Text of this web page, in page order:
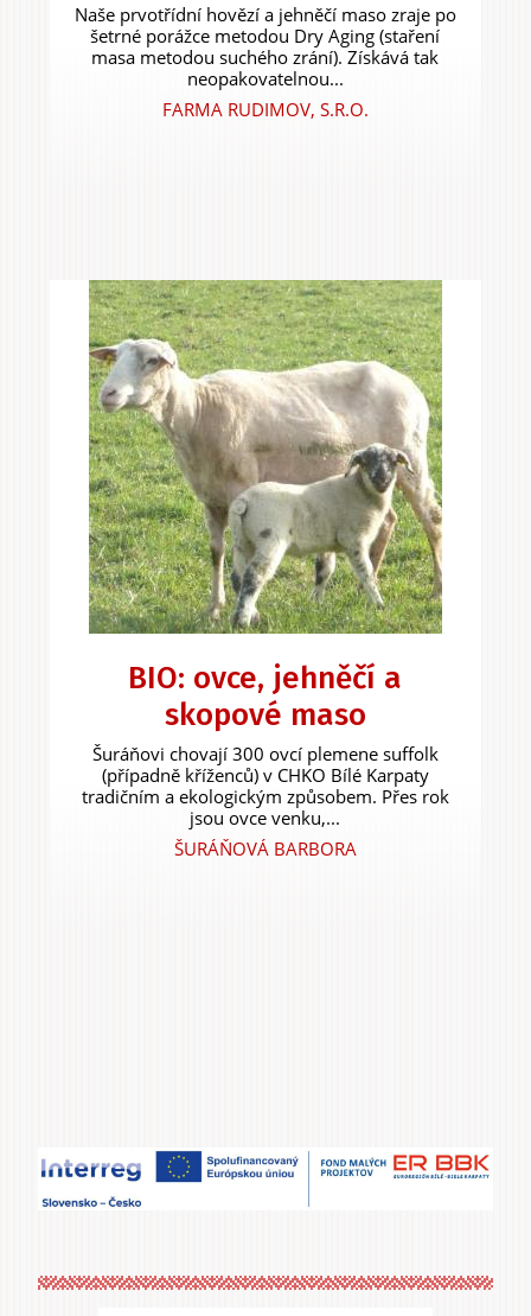
Naše prvotřídní hovězí a jehněčí maso zraje po
šetrné porážce metodou Dry Aging (staření
masa metodou suchého zrání). Získává tak
neopakovatelnou...
FARMA RUDIMOV, S.R.O.
BIO: ovce, jehněčí a
skopové maso
Šuráňovi chovají 300 ovcí plemene suffolk
(případně kříženců) v CHKO Bílé Karpaty
tradičním a ekologickým způsobem. Přes rok
jsou ovce venku,...
ŠURÁŇOVÁ BARBORA